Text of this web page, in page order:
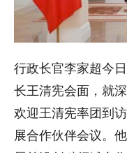
行政长官李家超今
长王清宪会面，就
欢迎王清宪率团到
展合作伙伴会议。